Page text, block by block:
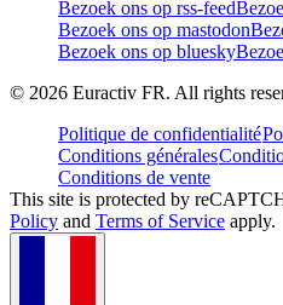
Bezoek ons op rss-feed
Bezoek ons op mastodon
Bezoek ons op bluesky
© 2026 Euractiv FR. All rights
Politique de confidentialité
Conditions générales
Conditions de vente
This site is protected by
Policy and Terms of Service apply.